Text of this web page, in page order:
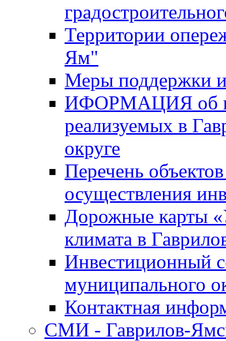
Территории
Ям"
Меры поддержки
ИФОРМАЦИЯ об
реализуемых в
округе
Перечень
осуществления
Дорожные карты
климата в
Инвестиционный
муниципального
Контактная
СМИ - Гаврилов-